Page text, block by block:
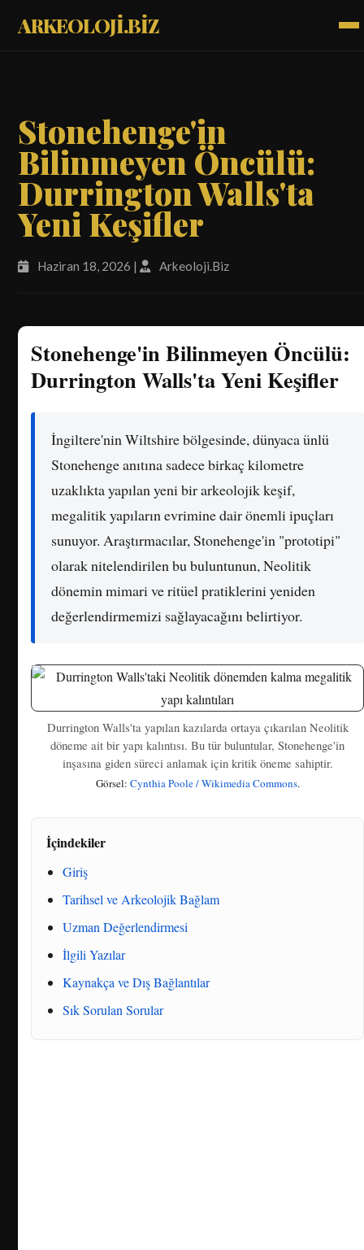
ARKEOLOJİ.BİZ
Stonehenge'in
Bilinmeyen Öncülü:
Durrington Walls'ta
Yeni Keşifler
Haziran 18, 2026 | Arkeoloji.Biz
Stonehenge'in Bilinmeyen Öncülü:
Durrington Walls'ta Yeni Keşifler
İngiltere'nin Wiltshire bölgesinde, dünyaca ünlü
Stonehenge anıtına sadece birkaç kilometre
uzaklıkta yapılan yeni bir arkeolojik keşif,
megalitik yapıların evrimine dair önemli ipuçları
sunuyor. Araştırmacılar, Stonehenge'in "prototipi"
olarak nitelendirilen bu buluntunun, Neolitik
dönemin mimari ve ritüel pratiklerini yeniden
değerlendirmemizi sağlayacağını belirtiyor.
Durrington Walls'ta yapılan kazılarda ortaya çıkarılan Neolitik
döneme ait bir yapı kalıntısı. Bu tür buluntular, Stonehenge'in
inşasına giden süreci anlamak için kritik öneme sahiptir.
Görsel: Cynthia Poole / Wikimedia Commons.
İçindekiler
Giriş
Tarihsel ve Arkeolojik Bağlam
Uzman Değerlendirmesi
İlgili Yazılar
Kaynakça ve Dış Bağlantılar
Sık Sorulan Sorular